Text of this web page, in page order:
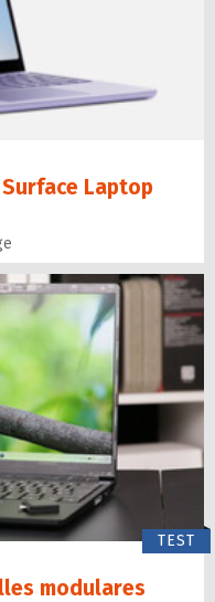
Laptop
TEST
modulares